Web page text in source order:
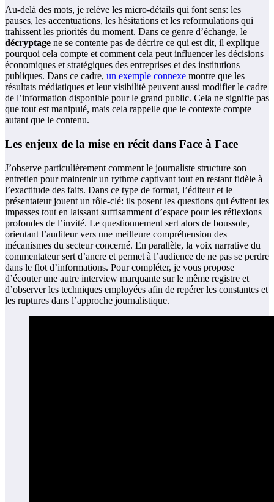
Au-delà des mots, je relève les micro-détails qui font sens: les
pauses, les accentuations, les hésitations et les reformulations qui
trahissent les priorités du moment. Dans ce genre d’échange, le
décryptage ne se contente pas de décrire ce qui est dit, il explique
pourquoi cela compte et comment cela peut influencer les décisions
économiques et stratégiques des entreprises et des institutions
publiques. Dans ce cadre, un exemple connexe montre que les
résultats médiatiques et leur visibilité peuvent aussi modifier le cadre
de l’information disponible pour le grand public. Cela ne signifie pas
que tout est manipulé, mais cela rappelle que le contexte compte
autant que le contenu.
Les enjeux de la mise en récit dans Face à Face
J’observe particulièrement comment le journaliste structure son
entretien pour maintenir un rythme captivant tout en restant fidèle à
l’exactitude des faits. Dans ce type de format, l’éditeur et le
présentateur jouent un rôle-clé: ils posent les questions qui évitent les
impasses tout en laissant suffisamment d’espace pour les réflexions
profondes de l’invité. Le questionnement sert alors de boussole,
orientant l’auditeur vers une meilleure compréhension des
mécanismes du secteur concerné. En parallèle, la voix narrative du
commentateur sert d’ancre et permet à l’audience de ne pas se perdre
dans le flot d’informations. Pour compléter, je vous propose
d’écouter une autre interview marquante sur le même registre et
d’observer les techniques employées afin de repérer les constantes et
les ruptures dans l’approche journalistique.